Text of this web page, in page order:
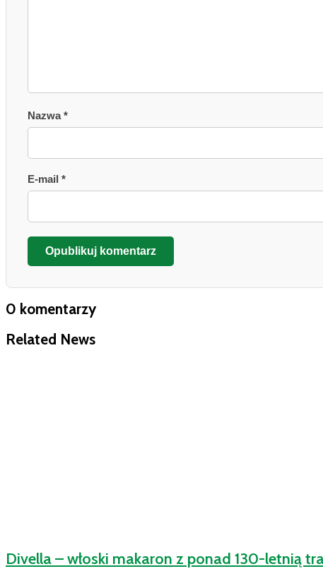
Nazwa *
E-mail *
Opublikuj komentarz
0 komentarzy
Related News
Divella – włoski makaron z ponad 130-letnią